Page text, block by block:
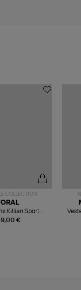
COLLECTION
€
Killian Sport